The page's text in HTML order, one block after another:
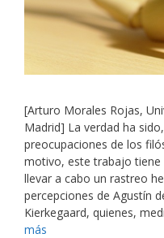
[Arturo Morales Rojas,
Madrid] La verdad ha
preocupaciones de los
motivo, este trabajo
llevar a cabo un rastreo
percepciones de Agustín
Kierkegaard, quienes,
más